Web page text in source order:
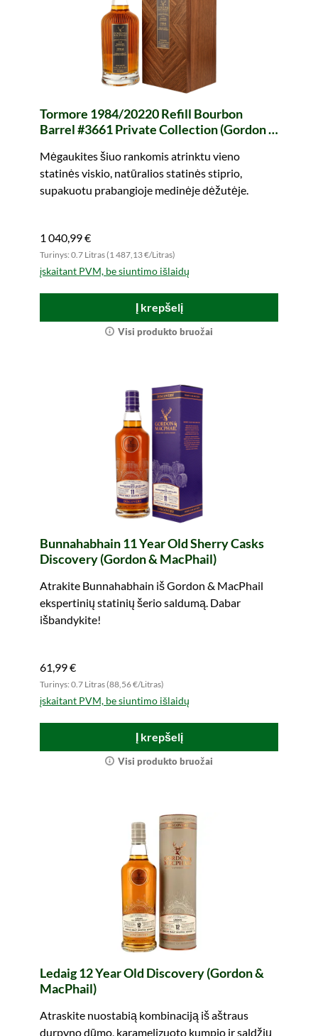
Tormore 1984/20220 Refill Bourbon
Barrel #3661 Private Collection (Gordon &
Mėgaukites šiuo rankomis atrinktu vieno
statinės viskio, natūralios statinės stiprio,
supakuotu prabangioje medinėje dėžutėje.
1 040,99 €
Turinys: 0.7 Litras (1 487,13 €/Litras)
įskaitant PVM, be siuntimo išlaidų
Į krepšelį
Visi produkto bruožai
Bunnahabhain 11 Year Old Sherry Casks
Discovery (Gordon & MacPhail)
Atrakite Bunnahabhain iš Gordon & MacPhail
ekspertinių statinių šerio saldumą. Dabar
išbandykite!
61,99 €
Turinys: 0.7 Litras (88,56 €/Litras)
įskaitant PVM, be siuntimo išlaidų
Į krepšelį
Visi produkto bruožai
Ledaig 12 Year Old Discovery (Gordon &
MacPhail)
Atraskite nuostabią kombinaciją iš aštraus
durpyno dūmo, karamelizuoto kumpio ir saldžių